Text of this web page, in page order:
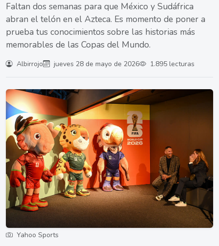
Faltan dos semanas para que México y Sudáfrica
abran el telón en el Azteca. Es momento de poner a
prueba tus conocimientos sobre las historias más
memorables de las Copas del Mundo.
Albirrojo jueves 28 de mayo de 2026 1.895 lecturas
Yahoo Sports